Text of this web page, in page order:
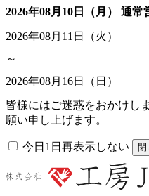
2026年08月10日（月） 通常
2026年08月11日（火）
～
2026年08月16日（日）
皆様にはご迷惑をおかけし
願い申し上げます。
今日1日再表示しない 閉